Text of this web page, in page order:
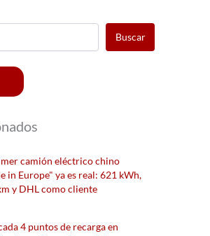
Buscar
camión eléctrico chino
in Europe" ya es real: 621 kWh,
y DHL como cliente
4 puntos de recarga en